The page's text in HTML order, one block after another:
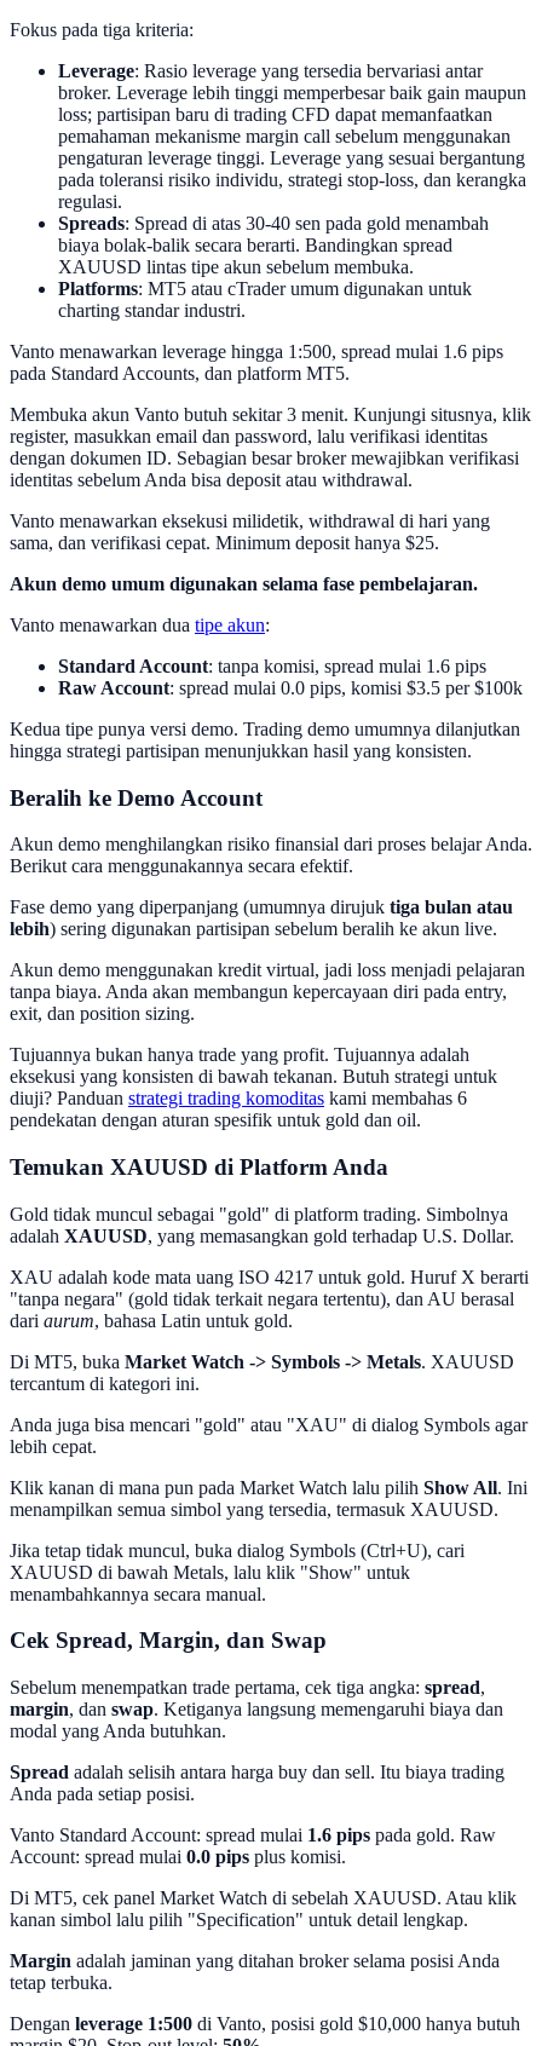
Fokus pada tiga kriteria:
Leverage: Rasio leverage yang tersedia bervariasi antar
broker. Leverage lebih tinggi memperbesar baik gain maupun
loss; partisipan baru di trading CFD dapat memanfaatkan
pemahaman mekanisme margin call sebelum menggunakan
pengaturan leverage tinggi. Leverage yang sesuai bergantung
pada toleransi risiko individu, strategi stop-loss, dan kerangka
regulasi.
Spreads: Spread di atas 30-40 sen pada gold menambah
biaya bolak-balik secara berarti. Bandingkan spread
XAUUSD lintas tipe akun sebelum membuka.
Platforms: MT5 atau cTrader umum digunakan untuk
charting standar industri.
Vanto menawarkan leverage hingga 1:500, spread mulai 1.6 pips
pada Standard Accounts, dan platform MT5.
Membuka akun Vanto butuh sekitar 3 menit. Kunjungi situsnya, klik
register, masukkan email dan password, lalu verifikasi identitas
dengan dokumen ID. Sebagian besar broker mewajibkan verifikasi
identitas sebelum Anda bisa deposit atau withdrawal.
Vanto menawarkan eksekusi milidetik, withdrawal di hari yang
sama, dan verifikasi cepat. Minimum deposit hanya $25.
Akun demo umum digunakan selama fase pembelajaran.
Vanto menawarkan dua tipe akun:
Standard Account: tanpa komisi, spread mulai 1.6 pips
Raw Account: spread mulai 0.0 pips, komisi $3.5 per $100k
Kedua tipe punya versi demo. Trading demo umumnya dilanjutkan
hingga strategi partisipan menunjukkan hasil yang konsisten.
Beralih ke Demo Account
Akun demo menghilangkan risiko finansial dari proses belajar Anda.
Berikut cara menggunakannya secara efektif.
Fase demo yang diperpanjang (umumnya dirujuk tiga bulan atau
lebih) sering digunakan partisipan sebelum beralih ke akun live.
Akun demo menggunakan kredit virtual, jadi loss menjadi pelajaran
tanpa biaya. Anda akan membangun kepercayaan diri pada entry,
exit, dan position sizing.
Tujuannya bukan hanya trade yang profit. Tujuannya adalah
eksekusi yang konsisten di bawah tekanan. Butuh strategi untuk
diuji? Panduan strategi trading komoditas kami membahas 6
pendekatan dengan aturan spesifik untuk gold dan oil.
Temukan XAUUSD di Platform Anda
Gold tidak muncul sebagai "gold" di platform trading. Simbolnya
adalah XAUUSD, yang memasangkan gold terhadap U.S. Dollar.
XAU adalah kode mata uang ISO 4217 untuk gold. Huruf X berarti
"tanpa negara" (gold tidak terkait negara tertentu), dan AU berasal
dari aurum, bahasa Latin untuk gold.
Di MT5, buka Market Watch -> Symbols -> Metals. XAUUSD
tercantum di kategori ini.
Anda juga bisa mencari "gold" atau "XAU" di dialog Symbols agar
lebih cepat.
Klik kanan di mana pun pada Market Watch lalu pilih Show All. Ini
menampilkan semua simbol yang tersedia, termasuk XAUUSD.
Jika tetap tidak muncul, buka dialog Symbols (Ctrl+U), cari
XAUUSD di bawah Metals, lalu klik "Show" untuk
menambahkannya secara manual.
Cek Spread, Margin, dan Swap
Sebelum menempatkan trade pertama, cek tiga angka: spread,
margin, dan swap. Ketiganya langsung memengaruhi biaya dan
modal yang Anda butuhkan.
Spread adalah selisih antara harga buy dan sell. Itu biaya trading
Anda pada setiap posisi.
Vanto Standard Account: spread mulai 1.6 pips pada gold. Raw
Account: spread mulai 0.0 pips plus komisi.
Di MT5, cek panel Market Watch di sebelah XAUUSD. Atau klik
kanan simbol lalu pilih "Specification" untuk detail lengkap.
Margin adalah jaminan yang ditahan broker selama posisi Anda
tetap terbuka.
Dengan leverage 1:500 di Vanto, posisi gold $10,000 hanya butuh